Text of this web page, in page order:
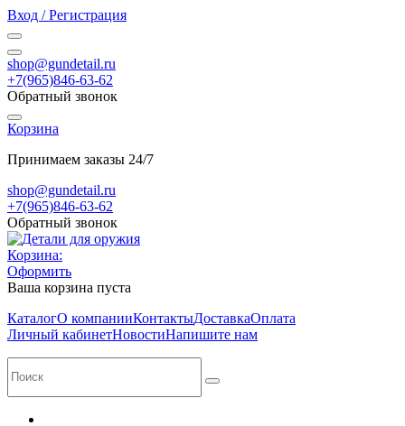
Вход / Регистрация
shop@gundetail.ru
+7(965)846-63-62
Обратный звонок
Корзина
Принимаем заказы 24/7
shop@gundetail.ru
+7(965)846-63-62
Обратный звонок
Корзина:
Оформить
Ваша корзина пуста
КаталогО компанииКонтактыДоставкаОплата
Личный кабинетНовостиНапишите нам